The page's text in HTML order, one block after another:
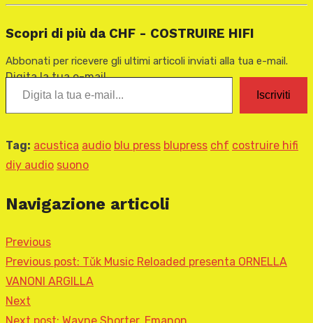
Scopri di più da CHF - COSTRUIRE HIFI
Abbonati per ricevere gli ultimi articoli inviati alla tua e-mail.
Digita la tua e-mail...
Iscriviti
Tag: acustica audio blu press blupress chf costruire hifi
diy audio suono
Navigazione articoli
Previous
Previous post: Tǔk Music Reloaded presenta ORNELLA
VANONI ARGILLA
Next